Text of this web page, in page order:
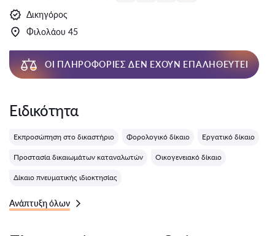
Δικηγόρος
Φιλολάου 45
ΟΙ ΠΛΗΡΟΦΟΡΊΕΣ ΔΕΝ ΈΧΟΥΝ ΕΠΑΛΗΘΕΥΤΕΊ
Ειδικότητα
Εκπροσώπηση στο δικαστήριο Φορολογικό δίκαιο Εργατικό δίκαιο
Προστασία δικαιωμάτων καταναλωτών Οικογενειακό δίκαιο
Δίκαιο πνευματικής ιδιοκτησίας
Ανάπτυξη όλων